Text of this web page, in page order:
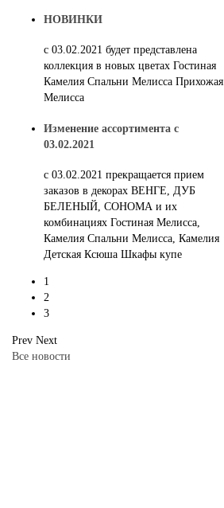
НОВИНКИ
с 03.02.2021 будет представлена
коллекция в новых цветах Гостиная
Камелия Спальни Мелисса Прихожая
Мелисса
Изменение ассортимента с
03.02.2021
c 03.02.2021 прекращается прием
заказов в декорах ВЕНГЕ, ДУБ
БЕЛЕНЫЙ, СОНОМА и их
комбинациях Гостиная Мелисса,
Камелия Спальни Мелисса, Камелия
Детская Ксюша Шкафы купе
1
2
3
Prev Next
Все новости